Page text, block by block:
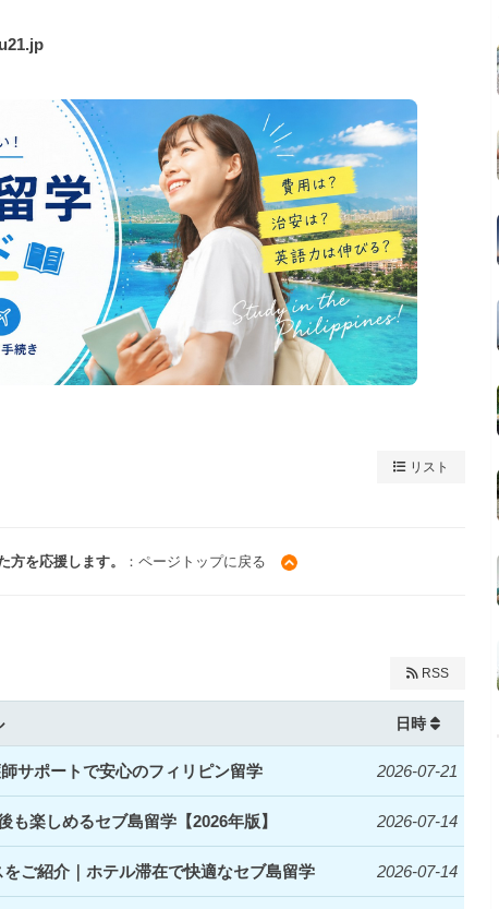
リスト
方を応援します。 ：ページトップに戻る
RSS
日時
サポートで安心のフィリピン留学 2026-07-21
楽しめるセブ島留学【2026年版】 2026-07-14
ご紹介｜ホテル滞在で快適なセブ島留学 2026-07-14